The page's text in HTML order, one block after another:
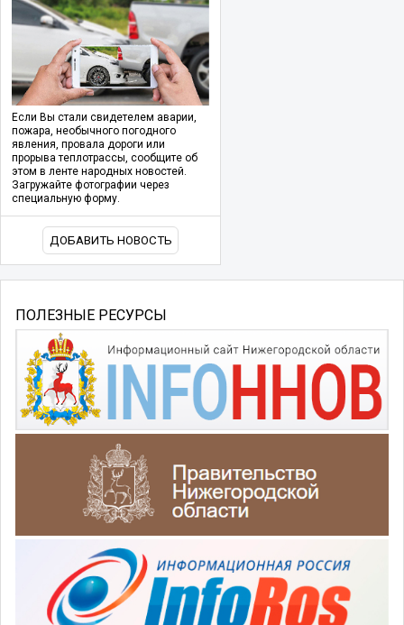
Если Вы стали свидетелем аварии,
пожара, необычного погодного
явления, провала дороги или
прорыва теплотрассы, сообщите об
этом в ленте народных новостей.
Загружайте фотографии через
специальную форму.
ДОБАВИТЬ НОВОСТЬ
ПОЛЕЗНЫЕ РЕСУРСЫ